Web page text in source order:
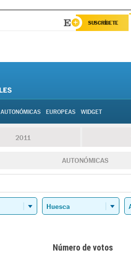
SUSCRÍBETE
AUTONÓMICAS EUROPEAS WIDGET
2011
AUTONÓMICAS
Número de votos